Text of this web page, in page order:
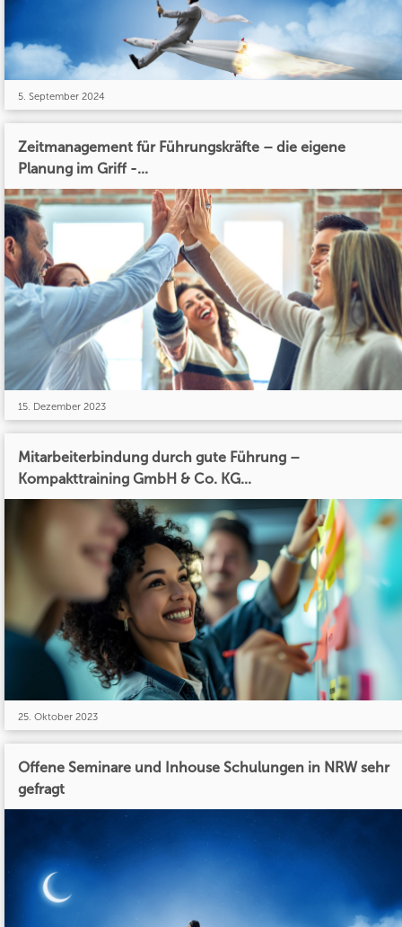
5. September 2024
Zeitmanagement für Führungskräfte – die eigene
Planung im Griff -...
15. Dezember 2023
Mitarbeiterbindung durch gute Führung –
Kompakttraining GmbH & Co. KG...
25. Oktober 2023
Offene Seminare und Inhouse Schulungen in NRW sehr
gefragt